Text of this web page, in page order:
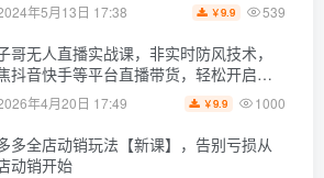
年5月13日 17:38 ￥9.9 539
哥无人直播实战课，非实时防风技术，
抖音快手等平台直播带货，轻松开启直
变现之路（更新2026年4月10日）
年4月20日 17:49 ￥9.9 1000
多全店动销玩法【新课】，告别亏损从
动销开始